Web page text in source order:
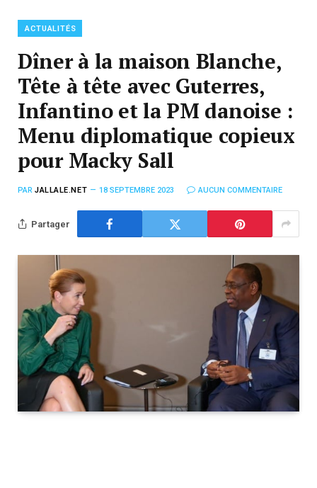
ACTUALITÉS
Dîner à la maison Blanche,
Tête à tête avec Guterres,
Infantino et la PM danoise :
Menu diplomatique copieux
pour Macky Sall
PAR JALLALE.NET 18 SEPTEMBRE 2023 AUCUN COMMENTAIRE
Partager